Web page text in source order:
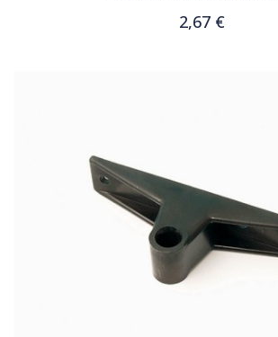
2,67 €
Ajouter au panier